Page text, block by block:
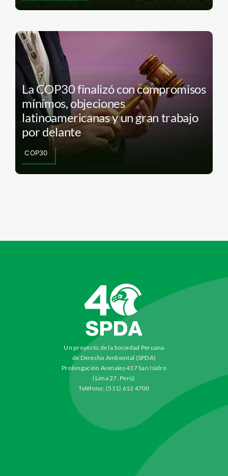
La COP30 finalizó con compromisos
mínimos, objeciones
latinoamericanas y un gran trabajo
por delante
COP30
Un proyecto de la Sociedad Peruana
de Derecho Ambiental (SPDA)
Prolongación Arenales 437 San Isidro
(Lima 27, Perú)
Teléfono: (511) 612 4700